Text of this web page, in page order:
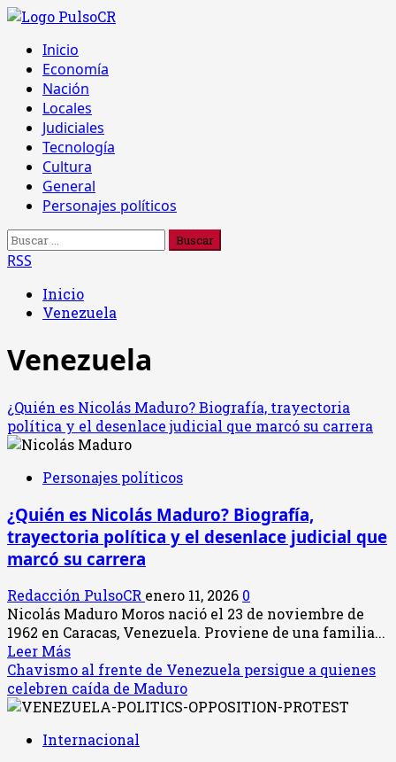
Saltar
contenido
Menú
principal
Inicio
Economía
Nación
Locales
Judiciales
Tecnología
Cultura
General
Personajes políticos
Buscar:
RSS
Inicio
Venezuela
Venezuela
¿Quién es Nicolás Maduro? Biografía, trayectoria
política y el desenlace judicial que marcó su carrera
Personajes políticos
¿Quién es Nicolás Maduro? Biografía,
trayectoria política y el desenlace judicial que
marcó su carrera
Redacción PulsoCR enero 11, 2026 0
Nicolás Maduro Moros nació el 23 de noviembre de
1962 en Caracas, Venezuela. Proviene de una familia...
Leer MásLeer
más
acerca
de
es
Chavismo al frente de Venezuela persigue a quienes
celebren caída de Maduro
Internacional